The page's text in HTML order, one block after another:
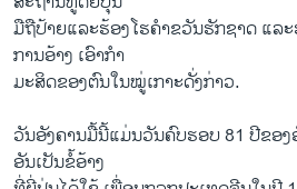
ມືຖືປ້າຍແລະຮ້ອງໂຮຄໍາຂວັນຮັກຊາດ ແລ
ການອ້າງ ເອົາກໍາ
ມະສິດຂອງຕົນໃນໝູ່ເກາະດັ່ງກ່າວ.
ວັນອັງຄານມື້ນີ້ແມ່ນວັນຄົບຮອບ 81 ປີຂອ
ອັນເປັນຂໍ້ອ້າງ